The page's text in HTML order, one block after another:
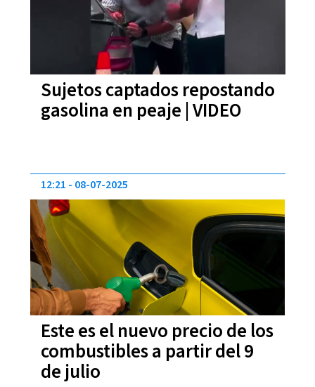
Sujetos captados repostando
gasolina en peaje | VIDEO
Este es el nuevo precio de los
combustibles a partir del 9
de julio
12:21 08-07-2025